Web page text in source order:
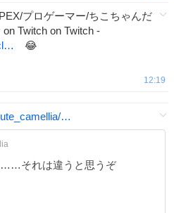
プロゲーマー/ちこちゃんだ
Twitch on Twitch -
😂
12:19
…
それは違うと思うぞ